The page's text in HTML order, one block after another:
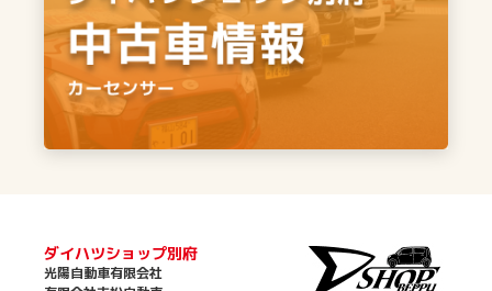
ダイハツショップ別府
光陽自動車有限会社